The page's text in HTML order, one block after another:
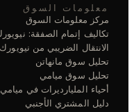
معلومات السوق
مركز معلومات السوق
تكاليف إتمام الصفقة:
الانتقال الضريبي من
تحليل سوق مانهاتن
تحليل سوق ميامي
أحياء المليارديرات في ميامي
دليل المشتري الأجنبي